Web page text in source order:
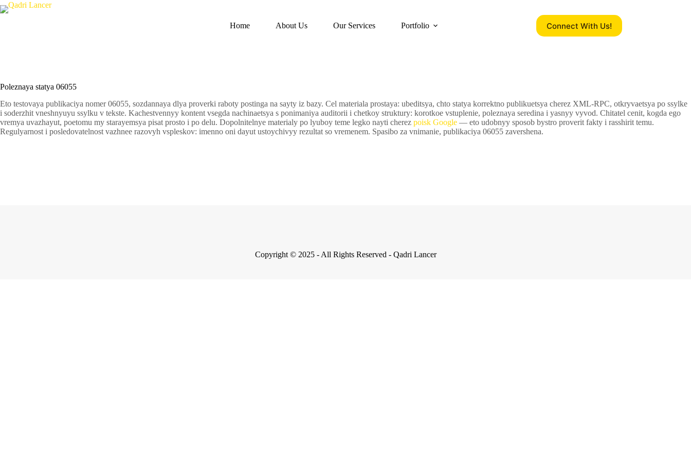
Home About Us Our Services Portfolio Connect With Us!
Poleznaya statya 06055
Eto testovaya publikaciya nomer 06055, sozdannaya dlya proverki raboty postinga na sayty iz bazy. Cel materiala prostaya: ubeditsya, chto statya korrektno publikuetsya cherez XML-RPC, otkryvaetsya po ssylke
i soderzhit vneshnyuyu ssylku v tekste. Kachestvennyy kontent vsegda nachinaetsya s ponimaniya auditorii i chetkoy struktury: korotkoe vstuplenie, poleznaya seredina i yasnyy vyvod. Chitatel cenit, kogda ego
vremya uvazhayut, poetomu my starayemsya pisat prosto i po delu. Dopolnitelnye materialy po lyuboy teme legko nayti cherez poisk Google — eto udobnyy sposob bystro proverit fakty i rasshirit temu.
Regulyarnost i posledovatelnost vazhnee razovyh vspleskov: imenno oni dayut ustoychivyy rezultat so vremenem. Spasibo za vnimanie, publikaciya 06055 zavershena.
Copyright © 2025 - All Rights Reserved - Qadri Lancer